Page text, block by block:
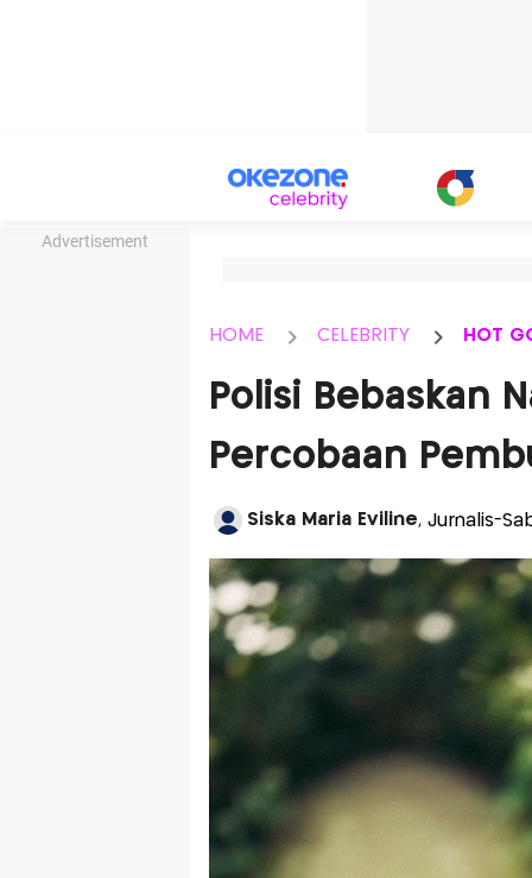
Advertisement
HOME CELEBRITY HOT
Polisi Bebaskan
Percobaan
Siska Maria Eviline, Jurnalis-